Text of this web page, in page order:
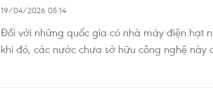
19/04/2026 05:14
Đối với những quốc gia có nhà máy điện hạt
khi đó, các nước chưa sở hữu công nghệ